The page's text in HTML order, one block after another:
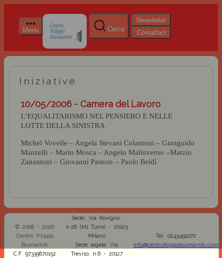
Menu Cerca
Newsletter
Contattaci
Iniziative
10/05/2006 - Camera del Lavoro
L’EQUALITARISMO NEL PENSIERO E NELLE
LOTTE DELLA SINISTRA
Michel Vovelle – Angela Stevani Colantoni – Gianguido
Manzelli – Mario Mosca – Angelo Malinverno –Marzio
Zanantoni – Giovanni Pastore – Paolo Beldì
© 2008 - 2026
Centro Filippo
Buonarroti
C.F. 97339870152
Sede: Via Rovigno,
n.26 (M1 Turro) - 20125
Milano
Sede legale: Via
Treviso, n.6 - 20127
Tel. 0245491072
info@centrofilippobuonarroti.com